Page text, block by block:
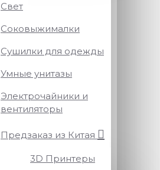
Свет
Соковыжималки
Сушилки для одежды
Умные унитазы
Электрочайники и
вентиляторы
Предзаказ из Китая
3D Принтеры